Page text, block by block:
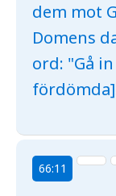
dem mot
Domens
ord: "Gå
66:11